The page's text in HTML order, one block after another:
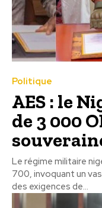
Politique
AES : le
de 3 000
Le régime militaire
700, invoquant un
des exigences de...